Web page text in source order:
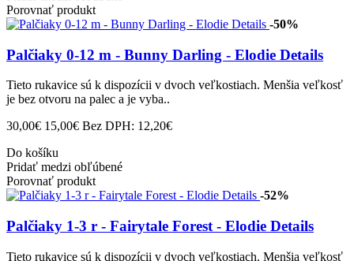
Porovnať produkt
-50%
Palčiaky 0-12 m - Bunny Darling - Elodie Details
Tieto rukavice sú k dispozícii v dvoch veľkostiach. Menšia veľkosť
je bez otvoru na palec a je vyba..
30,00€ 15,00€ Bez DPH: 12,20€
Do košíku
Pridať medzi obľúbené
Porovnať produkt
-52%
Palčiaky 1-3 r - Fairytale Forest - Elodie Details
Tieto rukavice sú k dispozícii v dvoch veľkostiach. Menšia veľkosť